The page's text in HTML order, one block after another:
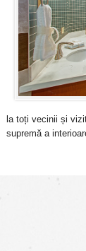
la toți vecinii și
supremă a